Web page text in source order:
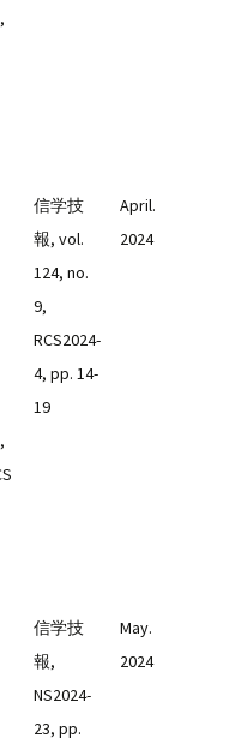
信学技
報, vol.
124, no.
9,
RCS2024-
4, pp. 14-
19
April.
2024
信学技
報,
NS2024-
23, pp.
May.
2024